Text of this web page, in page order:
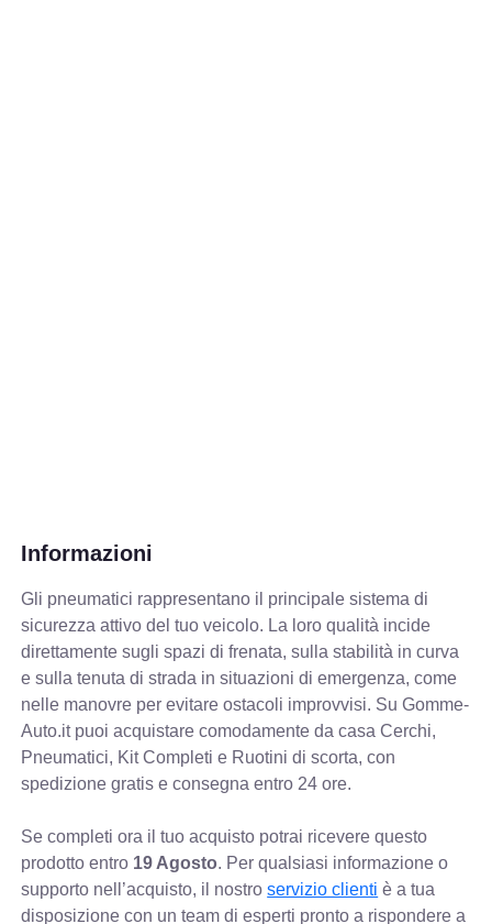
Informazioni
Gli pneumatici rappresentano il principale sistema di
sicurezza attivo del tuo veicolo. La loro qualità incide
direttamente sugli spazi di frenata, sulla stabilità in curva
e sulla tenuta di strada in situazioni di emergenza, come
nelle manovre per evitare ostacoli improvvisi. Su Gomme-
Auto.it puoi acquistare comodamente da casa Cerchi,
Pneumatici, Kit Completi e Ruotini di scorta, con
spedizione gratis e consegna entro 24 ore.
Se completi ora il tuo acquisto potrai ricevere questo
prodotto entro 19 Agosto. Per qualsiasi informazione o
supporto nell’acquisto, il nostroservizio clienti è a tua
disposizione con un team di esperti pronto a rispondere a